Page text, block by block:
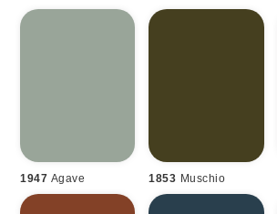
1947 Agave 1853 Muschio